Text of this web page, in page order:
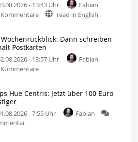
- 13:43 Uhr
Fabian
Kommentare
read in English
Dann schreiben
Postkarten
- 13:57 Uhr
Fabian
Kommentare
Hue Centris: Jetzt über 100 Euro
- 7:55 Uhr
Fabian